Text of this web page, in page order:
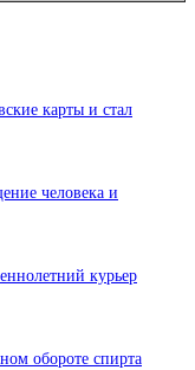
карты и стал
человека и
курьер
обороте спирта